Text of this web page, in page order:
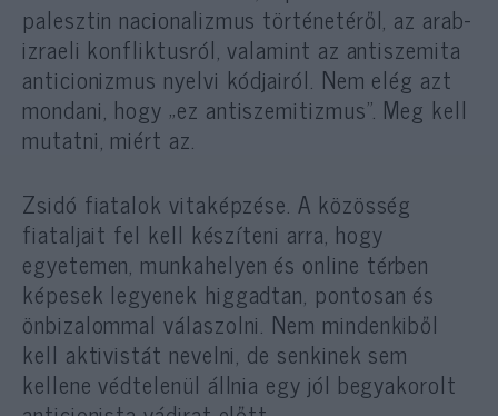
palesztin nacionalizmus történetéről, az arab-
izraeli konfliktusról, valamint az antiszemita
anticionizmus nyelvi kódjairól. Nem elég azt
mondani, hogy „ez antiszemitizmus”. Meg kell
mutatni, miért az.
Zsidó fiatalok vitaképzése. A közösség
fiataljait fel kell készíteni arra, hogy
egyetemen, munkahelyen és online térben
képesek legyenek higgadtan, pontosan és
önbizalommal válaszolni. Nem mindenkiből
kell aktivistát nevelni, de senkinek sem
kellene védtelenül állnia egy jól begyakorolt